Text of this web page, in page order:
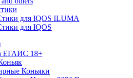
для IQOS ILUMA
для IQOS
ЕГАИС 18+
Коньяки